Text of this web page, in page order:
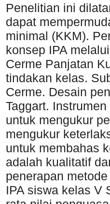
Penelitian ini
dapat
minimal (KKM).
konsep IPA
Cerme Panjatan
tindakan kelas.
Cerme. Desain
Taggart.
untuk mengukur
mengukur
untuk membahas
adalah kualitatif
penerapan
IPA siswa kelas V